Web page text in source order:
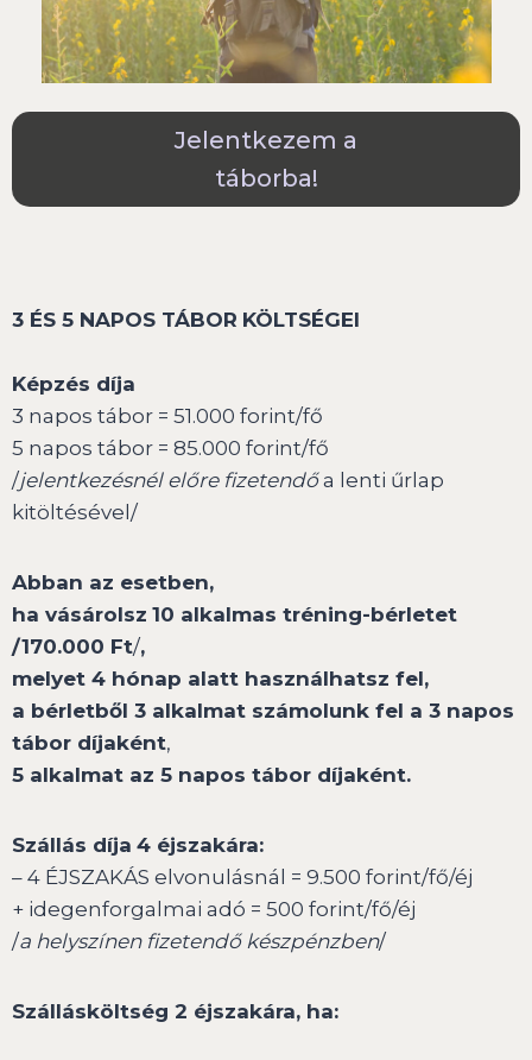
Jelentkezem a
táborba!
3 ÉS 5 NAPOS TÁBOR KÖLTSÉGEI
Képzés díja
3 napos tábor = 51.000 forint/fő
5 napos tábor = 85.000 forint/fő
/jelentkezésnél előre fizetendőa lenti űrlap
kitöltésével/
Abban az esetben,
ha vásárolsz 10 alkalmas tréning-bérletet
/170.000 Ft/,
melyet 4 hónap alatt használhatsz fel,
a bérletből 3 alkalmat számolunk fel a 3 napos
tábor díjaként,
5 alkalmat az 5 napos tábor díjaként.
Szállás díja 4 éjszakára:
– 4 ÉJSZAKÁS elvonulásnál = 9.500 forint/fő/éj
+ idegenforgalmai adó = 500 forint/fő/éj
/a helyszínen fizetendő készpénzben/
Szállásköltség 2 éjszakára, ha: